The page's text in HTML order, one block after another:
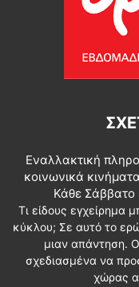
Εναλλακτική
κοινωνικά
Κάθε Σάββατο
Τι είδους εγχείρημα
κύκλου; Σε αυτό το
μιαν απάντηση.
σχεδιασμένα να
χώρας